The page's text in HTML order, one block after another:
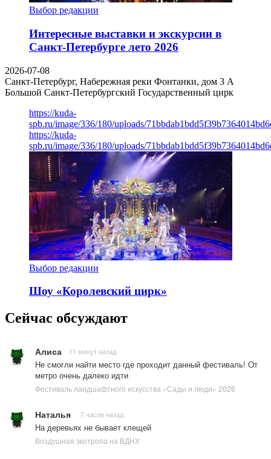
Выбор редакции
Интересные выставки и экскурсии в
Санкт-Петербурге лето 2026
2026-07-08
Санкт-Петербург, Набережная реки Фонтанки, дом 3 А
Большой Санкт-Петербургский Государственный цирк
https://kuda-
spb.ru/image/336/180/uploads/
https://kuda-
spb.ru/image/336/180/uploads/
Выбор редакции
Шоу «Королевский цирк»
Сейчас обсуждают
Алиса 11 минут назад
Не смогли найти место где проходит данный фестиваль! От
метро очень далеко идти
Фестиваль ландшафтного искусства «Сады и люди» 2026
Наталья 7 часов назад
На деревьях не бывает клещей
Воздушная экотропа на ВДНХ